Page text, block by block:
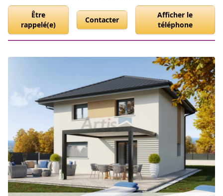
Être
rappelé(e)
Contacter
Afficher le
téléphone